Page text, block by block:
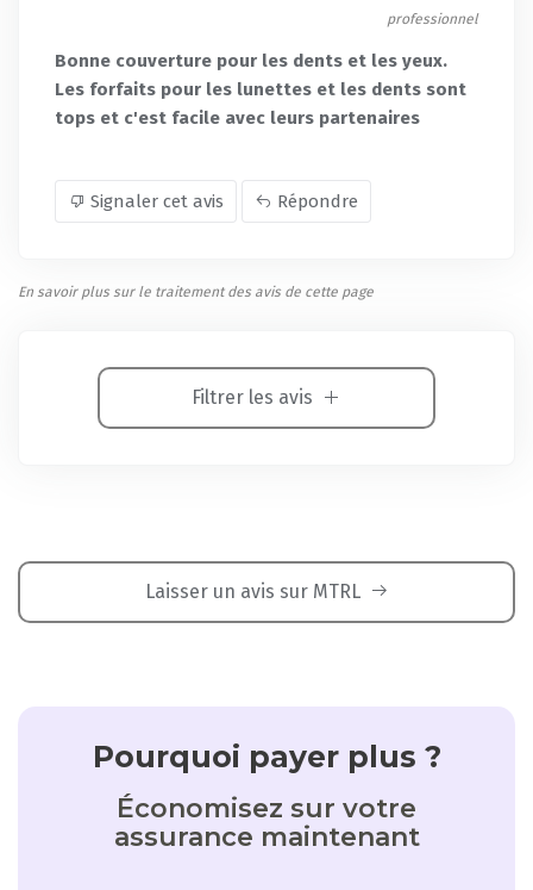
professionnel
Bonne couverture pour les dents et les yeux.
Les forfaits pour les lunettes et les dents sont
tops et c'est facile avec leurs partenaires
Signaler cet avis Répondre
En savoir plus sur le traitement des avis de cette page
Filtrer les avis
Laisser un avis sur MTRL
Pourquoi payer plus ?
Économisez sur votre
assurance maintenant